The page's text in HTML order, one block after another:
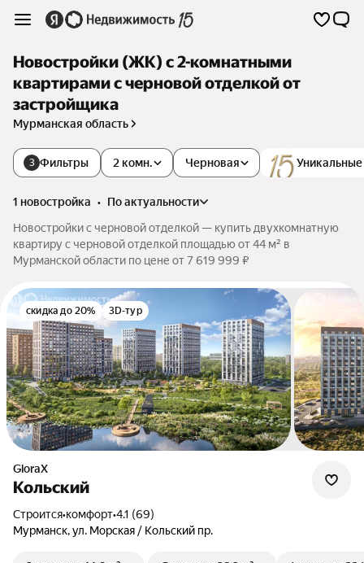
Новостройки (ЖК) с 2-комнатными
квартирами с черновой отделкой от
застройщика
Мурманская область
3 Фильтры 2 комн. Черновая
1 новостройка •
по актуальности
Новостройки с черновой отделкой — купить двухкомнатную
квартиру с черновой отделкой площадью от 44 м² в
Мурманской области по цене от 7 619 999 ₽
скидка до 20% 3D-тур
GloraX
Кольский
Строится•комфорт•4.1 (69)
Мурманск, ул. Морская / Кольский пр.